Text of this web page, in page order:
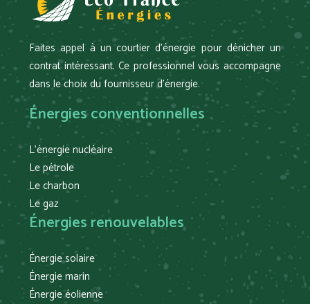
Faites appel à un courtier d’énergie pour dénicher un
contrat intéressant. Ce professionnel vous accompagne
dans le choix du fournisseur d’énergie.
Énergies conventionnelles
L’énergie nucléaire
Le pétrole
Le charbon
Le gaz
Énergies renouvelables
Énergie solaire
Énergie marin
Énergie éolienne